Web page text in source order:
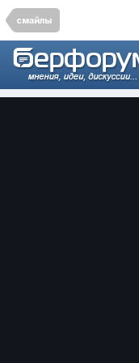
смайлы